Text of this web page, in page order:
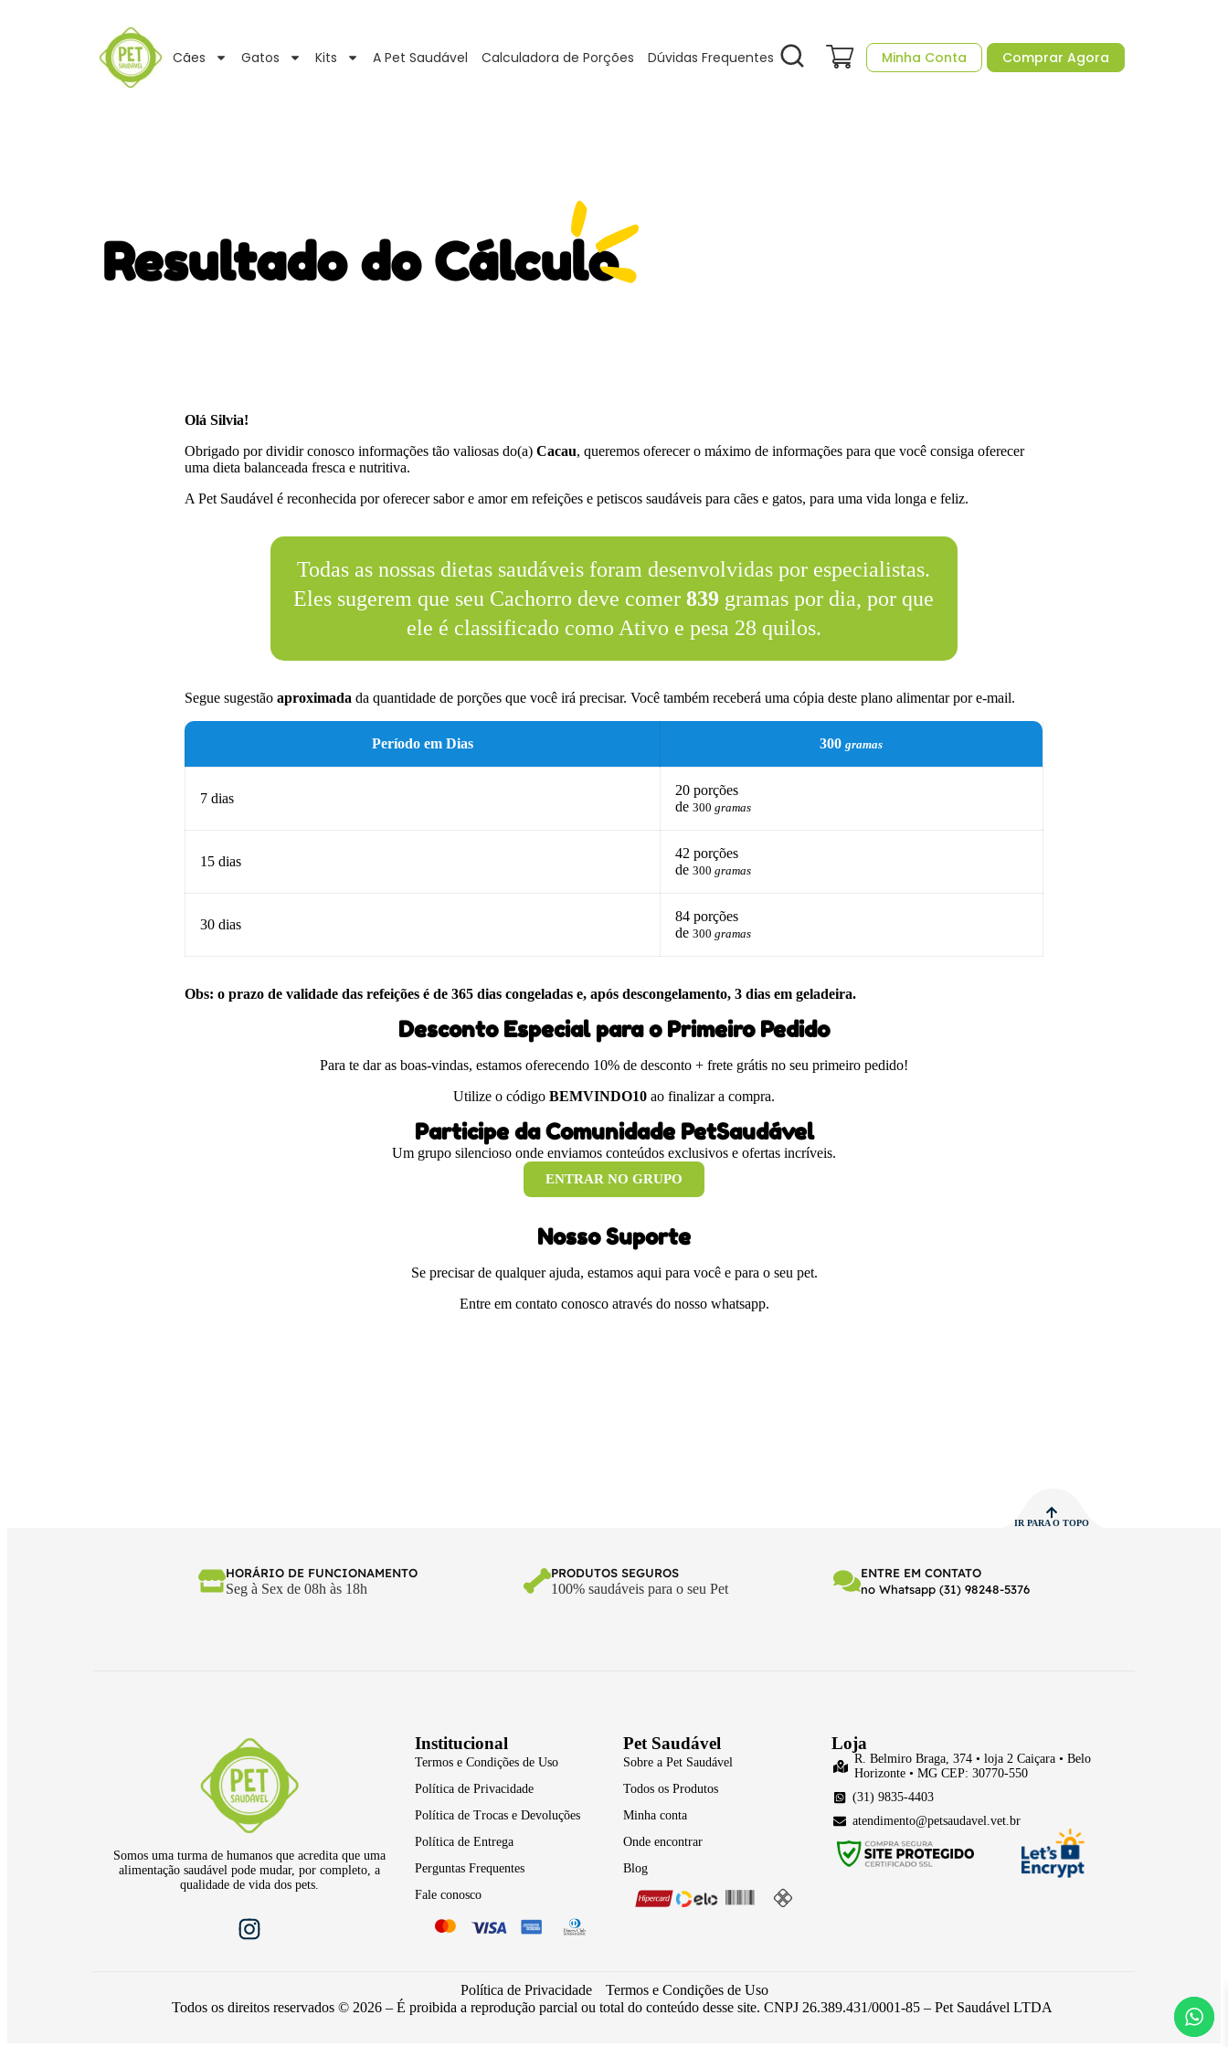
Cães Gatos Kits A Pet Saudável Calculadora de Porções Dúvidas Frequentes Minha Conta Comprar Agora
Resultado do Cálculo
Olá Silvia!
Obrigado por dividir conosco informações tão valiosas do(a) Cacau, queremos oferecer o máximo de informações para que você consiga oferecer
uma dieta balanceada fresca e nutritiva.
A Pet Saudável é reconhecida por oferecer sabor e amor em refeições e petiscos saudáveis para cães e gatos, para uma vida longa e feliz.
Todas as nossas dietas saudáveis foram desenvolvidas por especialistas.
Eles sugerem que seu Cachorro deve comer839 gramas por dia, por que
ele é classificado como Ativo e pesa 28 quilos.
Segue sugestão aproximada da quantidade de porções que você irá precisar. Você também receberá uma cópia deste plano alimentar por e-mail.
Período em Dias 300gramas
7 dias
20 porções
de 300 gramas
15 dias
42 porções
de 300 gramas
30 dias
84 porções
de 300 gramas
Obs: o prazo de validade das refeições é de 365 dias congeladas e, após descongelamento, 3 dias em geladeira.
Desconto Especial para o Primeiro Pedido
Para te dar as boas-vindas, estamos oferecendo 10% de desconto + frete grátis no seu primeiro pedido!
Utilize o código BEMVINDO10 ao finalizar a compra.
Participe da Comunidade PetSaudável
Um grupo silencioso onde enviamos conteúdos exclusivos e ofertas incríveis.
ENTRAR NO GRUPO
Nosso Suporte
Se precisar de qualquer ajuda, estamos aqui para você e para o seu pet.
Entre em contato conosco através do nosso whatsapp.
IR PARA O TOPO
HORÁRIO DE FUNCIONAMENTO
Seg à Sex de 08h às 18h
PRODUTOS SEGUROS
100% saudáveis para o seu Pet
ENTRE EM CONTATO
no Whatsapp (31) 98248-5376
Somos uma turma de humanos que acredita que uma
alimentação saudável pode mudar, por completo, a
qualidade de vida dos pets.
Institucional
Termos e Condições de Uso
Política de Privacidade
Política de Trocas e Devoluções
Política de Entrega
Perguntas Frequentes
Fale conosco
Pet Saudável
Sobre a Pet Saudável
Todos os Produtos
Minha conta
Onde encontrar
Blog
Loja
R. Belmiro Braga, 374 • loja 2 Caiçara • Belo
Horizonte • MG CEP: 30770-550
(31) 9835-4403
atendimento@petsaudavel.vet.br
Política de Privacidade
Termos e Condições de Uso
Todos os direitos reservados © 2026 – É proibida a reprodução parcial ou total do conteúdo desse site. CNPJ 26.389.431/0001-85 – Pet Saudável LTDA